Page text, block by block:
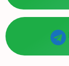
